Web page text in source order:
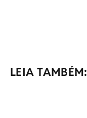
LEIA TAMBÉM: